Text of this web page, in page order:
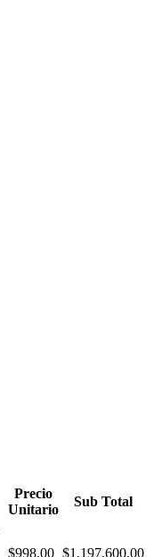
Precio
Unitario
Sub Total
$998.00 $1,197,600.00